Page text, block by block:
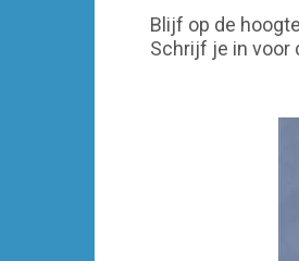
Blijf op de
Schrijf je in voor